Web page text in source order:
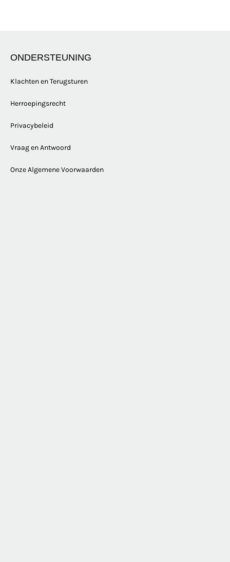
ONDERSTEUNING
Klachten en Terugsturen
Herroepingsrecht
Privacybeleid
Vraag en Antwoord
Onze Algemene Voorwaarden